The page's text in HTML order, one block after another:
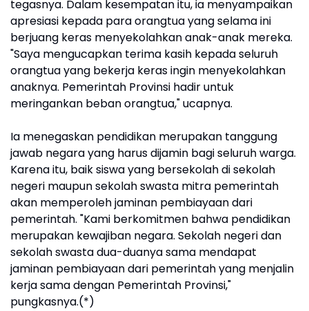
tegasnya. Dalam kesempatan itu, ia menyampaikan
apresiasi kepada para orangtua yang selama ini
berjuang keras menyekolahkan anak-anak mereka.
"Saya mengucapkan terima kasih kepada seluruh
orangtua yang bekerja keras ingin menyekolahkan
anaknya. Pemerintah Provinsi hadir untuk
meringankan beban orangtua," ucapnya.
Ia menegaskan pendidikan merupakan tanggung
jawab negara yang harus dijamin bagi seluruh warga.
Karena itu, baik siswa yang bersekolah di sekolah
negeri maupun sekolah swasta mitra pemerintah
akan memperoleh jaminan pembiayaan dari
pemerintah. "Kami berkomitmen bahwa pendidikan
merupakan kewajiban negara. Sekolah negeri dan
sekolah swasta dua-duanya sama mendapat
jaminan pembiayaan dari pemerintah yang menjalin
kerja sama dengan Pemerintah Provinsi,"
pungkasnya.(*)